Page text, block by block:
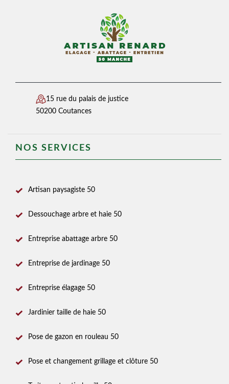
15 rue du palais de justice
50200 Coutances
NOS SERVICES
Artisan paysagiste 50
Dessouchage arbre et haie 50
Entreprise abattage arbre 50
Entreprise de jardinage 50
Entreprise élagage 50
Jardinier taille de haie 50
Pose de gazon en rouleau 50
Pose et changement grillage et clôture 50